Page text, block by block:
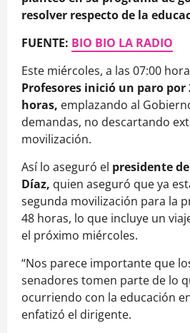
resolver respecto de la
FUENTE: BIO BIO LA RADIO
Este miércoles, a las 07:00
Profesores inició un paro por
horas, emplazando al
demandas, no descartando
movilización.
Así lo aseguró el presidente
Díaz, quien aseguró que ya
segunda movilización para la
48 horas, lo que incluye un
el próximo miércoles.
“Nos parece importante que
senadores tomen parte de lo
ocurriendo con la educación
enfatizó el dirigente.